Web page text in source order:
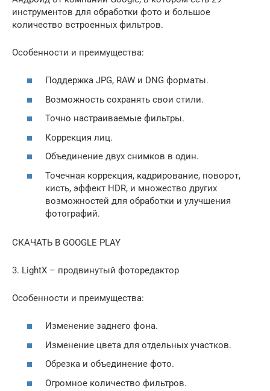
инструментов для обработки фото и большое
количество встроенных фильтров.
Особенности и преимущества:
Поддержка JPG, RAW и DNG форматы.
Возможность сохранять свои стили.
Точно настраиваемые фильтры.
Коррекция лиц.
Объединение двух снимков в один.
Точечная коррекция, кадрирование, поворот,
кисть, эффект HDR, и множество других
возможностей для обработки и улучшения
фотографий.
СКАЧАТЬ В GOOGLE PLAY
3. LightX – продвинутый фоторедактор
Особенности и преимущества:
Изменение заднего фона.
Изменение цвета для отдельных участков.
Обрезка и объединение фото.
Огромное количество фильтров.